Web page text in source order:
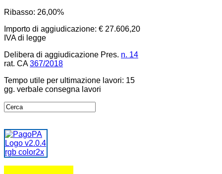
Ribasso: 26,00%
Importo di aggiudicazione: € 27.606,20
IVA di legge
Delibera di aggiudicazione Pres. n. 14
rat. CA367/2018
Tempo utile per ultimazione lavori: 15
gg. verbale consegna lavori